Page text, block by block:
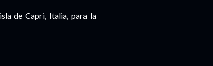
de Capri, Italia, para la